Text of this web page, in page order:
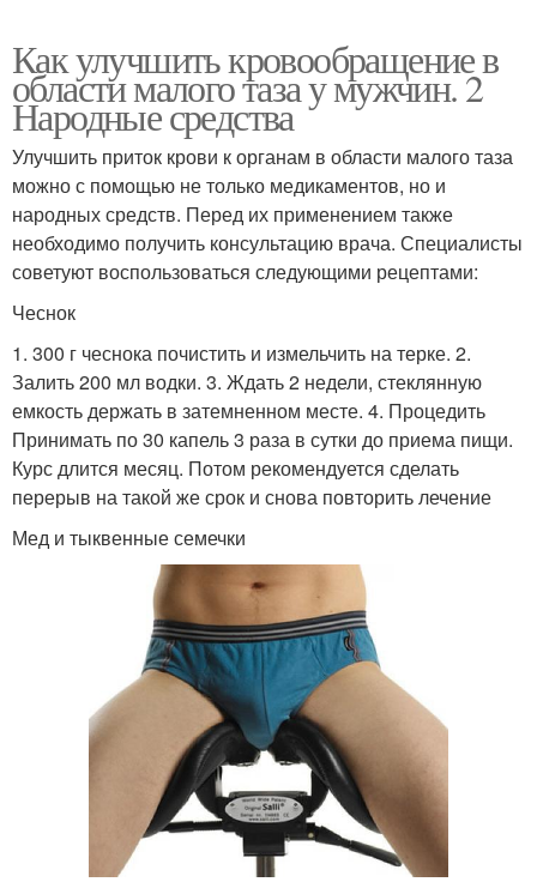
Как улучшить кровообращение в
области малого таза у мужчин. 2
Народные средства
Улучшить приток крови к органам в области малого таза
можно с помощью не только медикаментов, но и
народных средств. Перед их применением также
необходимо получить консультацию врача. Специалисты
советуют воспользоваться следующими рецептами:
Чеснок
1. 300 г чеснока почистить и измельчить на терке. 2.
Залить 200 мл водки. 3. Ждать 2 недели, стеклянную
емкость держать в затемненном месте. 4. Процедить
Принимать по 30 капель 3 раза в сутки до приема пищи.
Курс длится месяц. Потом рекомендуется сделать
перерыв на такой же срок и снова повторить лечение
Мед и тыквенные семечки